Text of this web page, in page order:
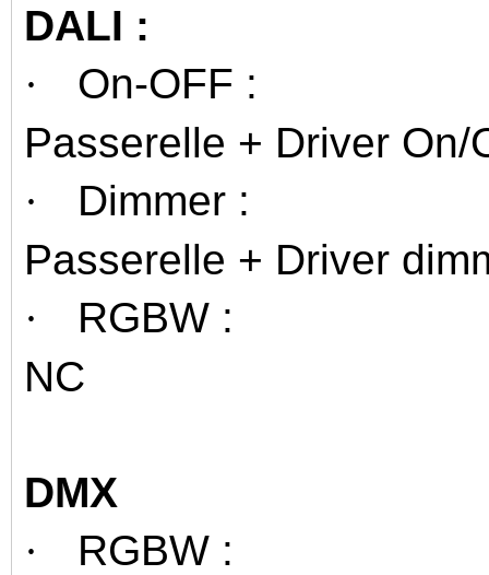
DALI :
·
On-OFF :
Passerelle + Driver On/
·
Dimmer :
Passerelle + Driver
·
RGBW :
NC
DMX
· RGBW :